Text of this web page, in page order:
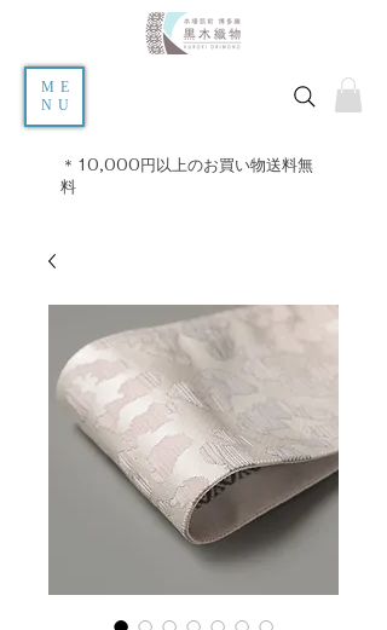
ME
NU
＊10,000円以上のお買い物送料無
料